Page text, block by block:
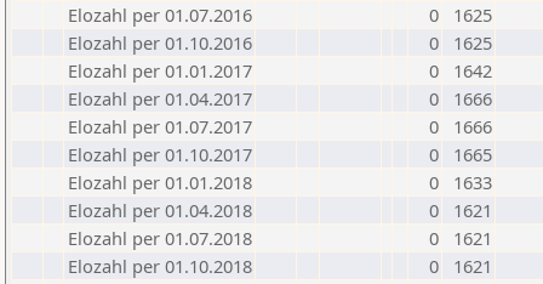
Elozahl per 01.07.2016
0
1625
Elozahl per 01.10.2016
0
1625
Elozahl per 01.01.2017
0
1642
Elozahl per 01.04.2017
0
1666
Elozahl per 01.07.2017
0
1666
Elozahl per 01.10.2017
0
1665
Elozahl per 01.01.2018
0
1633
Elozahl per 01.04.2018
0
1621
Elozahl per 01.07.2018
0
1621
Elozahl per 01.10.2018
0
1621